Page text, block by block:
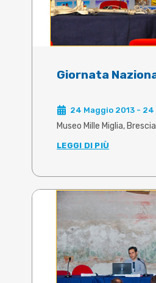
Giornata
24 Maggio 2013 - 24
Museo Mille Miglia, Brescia
LEGGI DI PIÙ